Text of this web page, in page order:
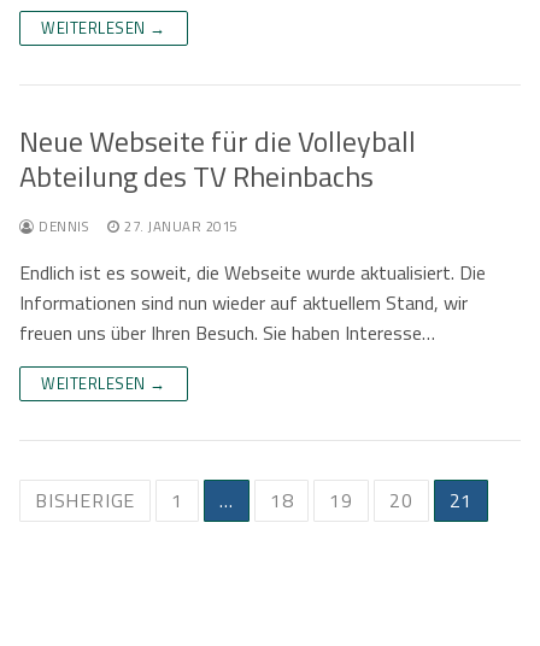
WEITERLESEN →
Neue Webseite für die Volleyball
Abteilung des TV Rheinbachs
DENNIS 27. JANUAR 2015
Endlich ist es soweit, die Webseite wurde aktualisiert. Die
Informationen sind nun wieder auf aktuellem Stand, wir
freuen uns über Ihren Besuch. Sie haben Interesse…
WEITERLESEN →
Beitragsnavigation
BISHERIGE 1 … 18 19 20 21